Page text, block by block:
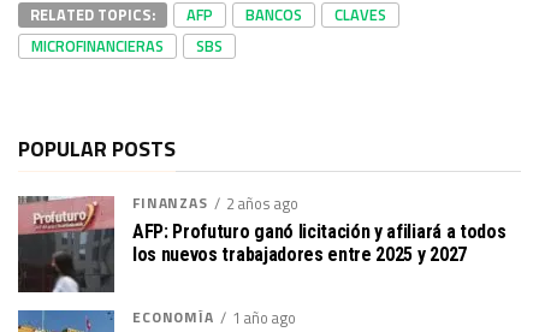
RELATED TOPICS: AFP BANCOS
CLAVES
MICROFINANCIERAS
SBS
POPULAR POSTS
FINANZAS 2 años ago
AFP: Profuturo ganó licitación y afiliará a todos
los nuevos trabajadores entre 2025 y 2027
ECONOMÍA 1 año ago